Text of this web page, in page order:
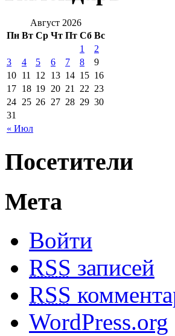
Август 2026
Пн Вт Ср Чт Пт Сб Вс
« Июл
1
2
3
4 5 6 7 8
9
10 11 12 13 14 15 16
17 18 19 20 21 22 23
24 25 26 27 28 29 30
31
Посетители
Мета
Войти
RSS записей
RSS
WordPress.org